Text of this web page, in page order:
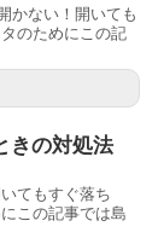
かない！開いても
のためにこの記
きの対処法
てもすぐ落ち
この記事では島